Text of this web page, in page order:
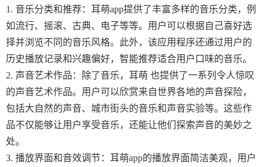
1. 音乐分类和推荐：耳萌app提供了丰富多样的音乐分类，例
如流行、摇滚、古典、电子等等。用户可以根据自己喜好选
择并浏览不同的音乐风格。此外，该应用程序还通过用户的
历史播放记录和兴趣偏好，智能推荐适合用户口味的音乐。
2. 声音艺术作品：除了音乐，耳萌 也提供了一系列令人惊叹
的声音艺术作品。用户可以欣赏来自世界各地的声音探险，
包括大自然的声音、城市街头的音乐和声音实验等。这些作
品不仅能够让用户享受音乐，还能让他们探索声音的美妙之
处。
3. 播放界面和音效调节：耳萌app的播放界面简洁美观，用户